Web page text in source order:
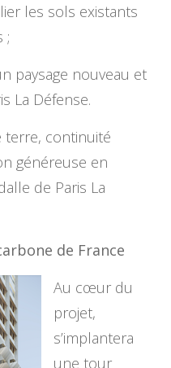
les sols existants
;
paysage nouveau et
La Défense.
terre, continuité
généreuse en
de Paris La
de France
Au cœur du
projet,
s’implantera
une tour